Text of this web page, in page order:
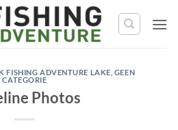
FISHING ADVENTURE LAKE GEEN
CATEGORIE
Photos